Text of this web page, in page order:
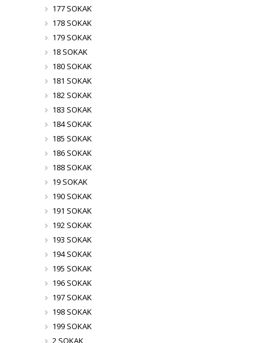
177 SOKAK
178 SOKAK
179 SOKAK
18 SOKAK
180 SOKAK
181 SOKAK
182 SOKAK
183 SOKAK
184 SOKAK
185 SOKAK
186 SOKAK
188 SOKAK
19 SOKAK
190 SOKAK
191 SOKAK
192 SOKAK
193 SOKAK
194 SOKAK
195 SOKAK
196 SOKAK
197 SOKAK
198 SOKAK
199 SOKAK
2 SOKAK